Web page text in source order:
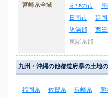
宮崎県全域 えびの市
日南市
延
児湯郡
西
東諸県郡
九州・沖縄の他都道府県の土地
福岡県 佐賀県 長崎県 熊